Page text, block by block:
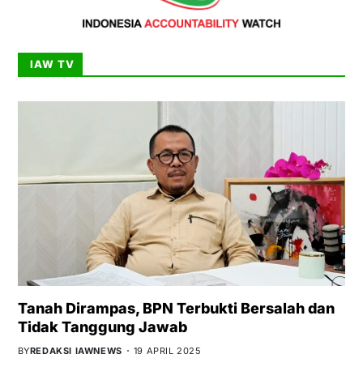
IAW TV
Tanah Dirampas, BPN Terbukti Bersalah dan
Tidak Tanggung Jawab
BYREDAKSI IAWNEWS 19 APRIL 2025